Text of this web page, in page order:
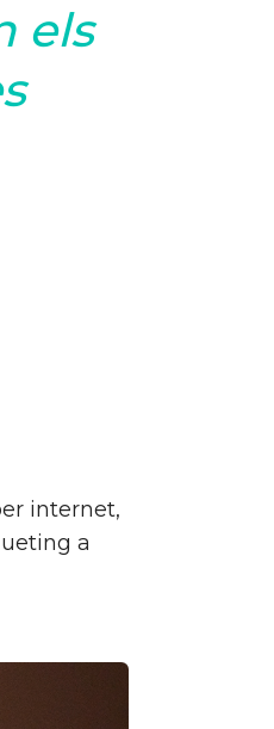
els
internet,
a